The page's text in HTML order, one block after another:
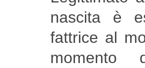
nascita è
fattrice al
momento